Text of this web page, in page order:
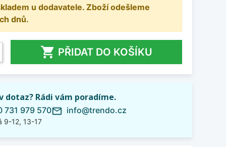
u dodavatele. Zboží odešleme
dnů.
 PŘIDAT DO KOŠÍKU
dotaz? Rádi vám poradíme.
731 979 570
9-12, 13-17
mail_outline info@trendo.cz